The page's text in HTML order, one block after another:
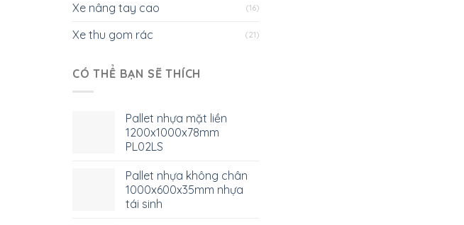
Xe nâng tay cao (16)
Xe thu gom rác (21)
CÓ THỂ BẠN SẼ THÍCH
Pallet nhựa mặt liền
1200x1000x78mm
PL02LS
Pallet nhựa không chân
1000x600x35mm nhựa
tái sinh